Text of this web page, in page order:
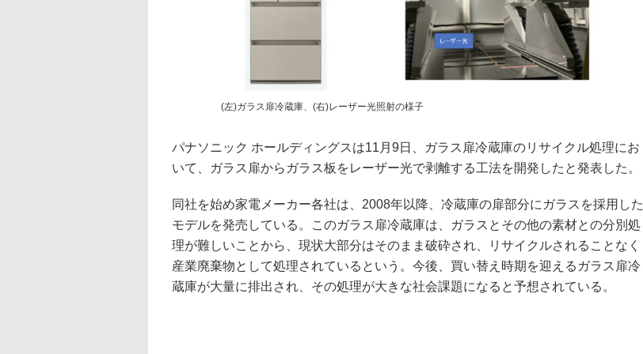
(左)ガラス扉冷蔵庫、(右)レーザー光照射の様子
パナソニック ホールディングスは11月9日、ガラス扉冷蔵庫のリサイクル処理にお
いて、ガラス扉からガラス板をレーザー光で剥離する工法を開発したと発表した。
同社を始め家電メーカー各社は、2008年以降、冷蔵庫の扉部分にガラスを採用した
モデルを発売している。このガラス扉冷蔵庫は、ガラスとその他の素材との分別処
理が難しいことから、現状大部分はそのまま破砕され、リサイクルされることなく
産業廃棄物として処理されているという。今後、買い替え時期を迎えるガラス扉冷
蔵庫が大量に排出され、その処理が大きな社会課題になると予想されている。